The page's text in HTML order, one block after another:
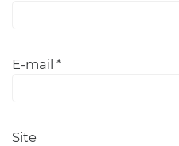
E-mail *
Site